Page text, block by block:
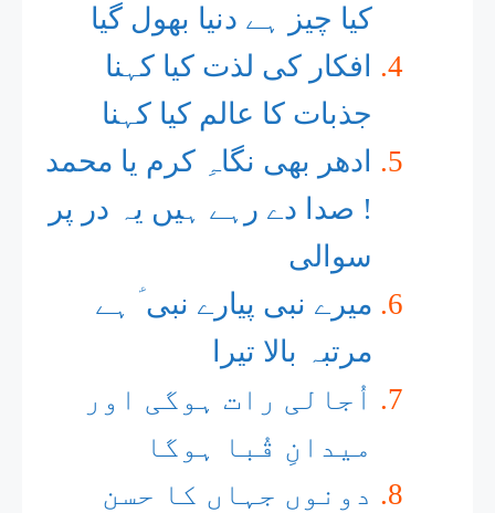
کیا چیز ہے دنیا بھول گیا
افکار کی لذت کیا کہنا
جذبات کا عالم کیا کہنا
ادھر بھی نگاہِ کرم یا محمد
! صدا دے رہے ہیں یہ در پر
سوالی
میرے نبی پیارے نبی ؑ ہے
مرتبہ بالا تیرا
اُجالی رات ہوگی اور
میدانِ قُبا ہوگا
دونوں جہاں کا حسن